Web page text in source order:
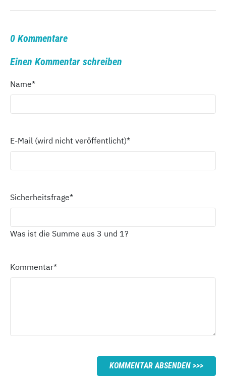
0 Kommentare
Einen Kommentar schreiben
Name*
E-Mail (wird nicht veröffentlicht)*
Sicherheitsfrage*
Was ist die Summe aus 3 und 1?
Kommentar*
KOMMENTAR ABSENDEN